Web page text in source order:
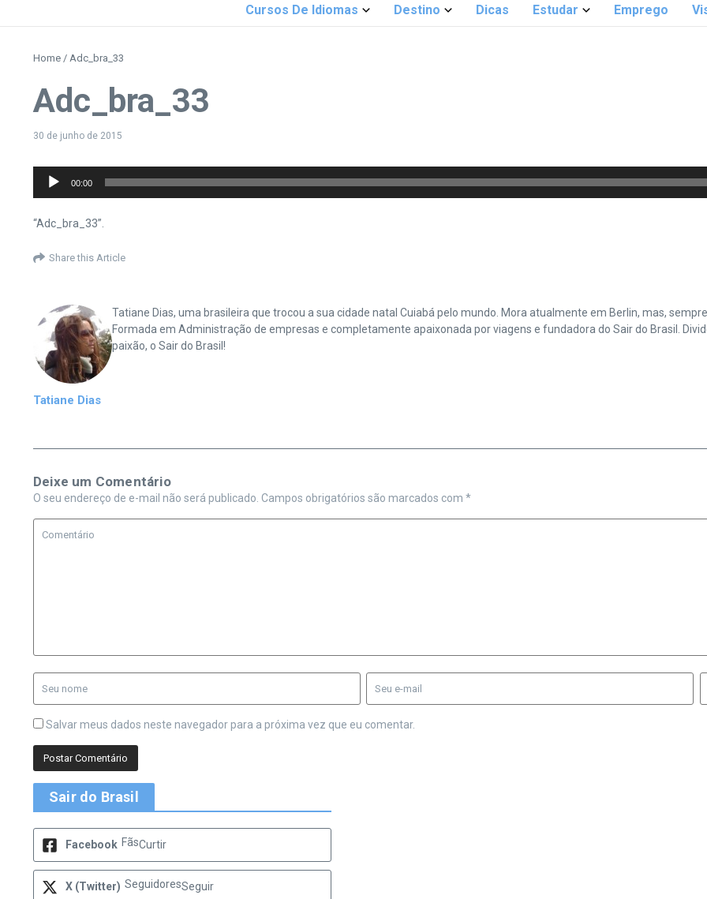
Cursos De Idiomas Destino Dicas Estudar Emprego
Home / Adc_bra_33
Adc_bra_33
30 de junho de 2015
Tocador
00:00
“Adc_bra_33”.
Share this Article
Tatiane Dias
Tatiane Dias, uma brasileira que trocou a sua cidade natal Cuiabá pelo mundo. Mora atualmente em Berlin, mas,
Formada em Administração de empresas e completamente apaixonada por viagens e fundadora do Sair do Brasil.
paixão, o Sair do Brasil!
Deixe um Comentário
O seu endereço de e-mail não será publicado. Campos obrigatórios são marcados com *
Salvar meus dados neste navegador para a próxima vez que eu comentar.
Sair do Brasil
Facebook FãsCurtir
X (Twitter) SeguidoresSeguir